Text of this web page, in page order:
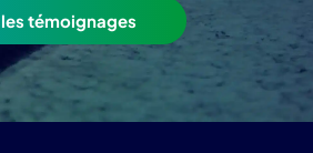
témoignages